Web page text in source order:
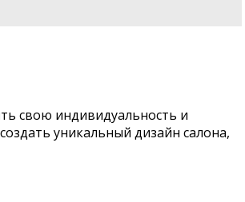
свою индивидуальность и
уникальный дизайн салона,